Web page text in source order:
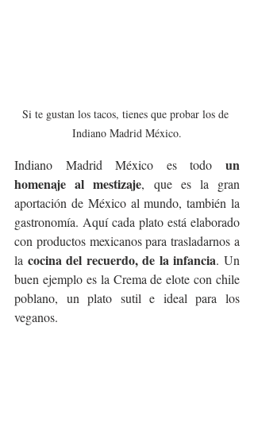
Si te gustan los tacos, tienes que probar los de
Indiano Madrid México.
Indiano Madrid México es todo un
homenaje al mestizaje, que es la gran
aportación de México al mundo, también la
gastronomía. Aquí cada plato está elaborado
con productos mexicanos para trasladarnos a
la cocina del recuerdo, de la infancia. Un
buen ejemplo es la Crema de elote con chile
poblano, un plato sutil e ideal para los
veganos.